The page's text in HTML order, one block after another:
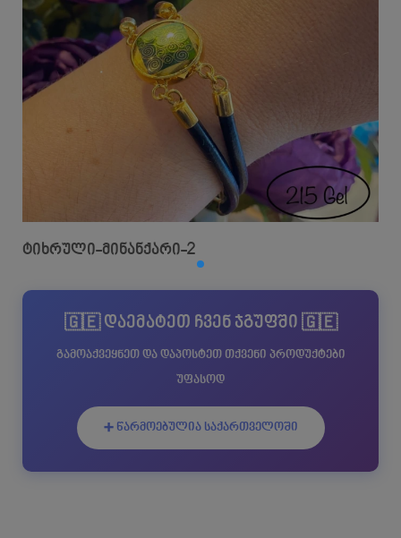
ტიხრული-მინანქარი-2
🇬🇪 დაემატეთ ჩვენ ჯგუფში 🇬🇪
გამოაქვეყნეთ და დაპოსტეთ თქვენი პროდუქტები
უფასოდ
➕ წარმოებულია საქართველოში